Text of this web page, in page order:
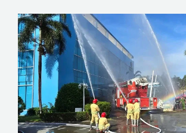
ABOUT
GREEN SOLUTIONS
NEWS & EVENTS
CONTACT